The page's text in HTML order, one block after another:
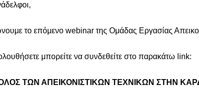
το επόμενο webinar της Ομάδας Εργασίας
μπορείτε να συνδεθείτε στο παρακάτω link:
ΤΩΝ ΑΠΕΙΚΟΝΙΣΤΙΚΩΝ ΤΕΧΝΙΚΩΝ ΣΤΗΝ